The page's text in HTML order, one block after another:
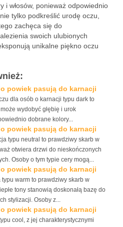
i włosów, ponieważ odpowiednio
tylko podkreślić urodę oczu,
zachęca się do
swoich ulubionych
unikalne piękno oczu
powiek pasują do karnacji
dla osób o karnacji typu dark to
wydobyć głębię i urok
dobrane kolory...
powiek pasują do karnacji
typu neutral to prawdziwy skarb w
otwiera drzwi do nieskończonych
Osoby o tym typie cery mogą...
powiek pasują do karnacji
typu warm to prawdziwy skarb w
tony stanowią doskonałą bazę do
stylizacji. Osoby z...
powiek pasują do karnacji
cool, z jej charakterystycznymi